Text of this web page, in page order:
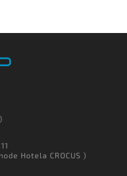
Hotela CROCUS )